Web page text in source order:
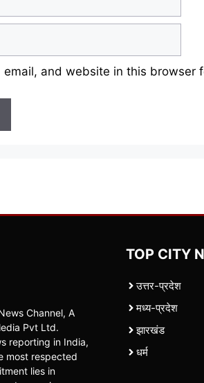
email, and website in this browser
Channel, A
Pvt Ltd.
reporting in India,
most respected
lies in
TOP CITY
उत्तर-प्रदेश
मध्य-प्रदेश
झारखंड
धर्म